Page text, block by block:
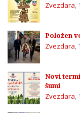
Zvezdara,
Položen
Zvezdara,
Novi
šumi
Zvezdara,